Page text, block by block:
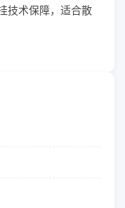
技术保障，适合散